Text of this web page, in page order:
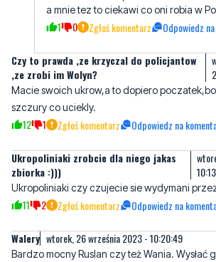
Czy to prawda ,ze krzyczal do policjantow
,ze zrobi im Wolyn?
szczury co uciekly.
12 1 Zgłoś komentarz Odpowiedz na
Ukropoliniaki zrobcie dla niego jakas
zbiorka :)))
11 2 Zgłoś komentarz Odpowiedz na
Walery wtorek, 26 września 2023 - 10:20:49
Bardzo mocny Ruslan czy też Wania. Wysłać
południowej
10 0 Zgłoś komentarz Odpowiedz na